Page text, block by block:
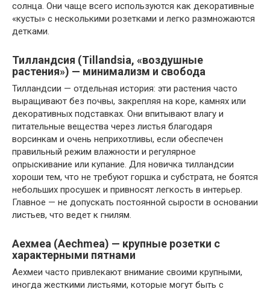
солнца. Они чаще всего используются как декоративные
«кусты» с несколькими розетками и легко размножаются
детками.
Тилландсия (Tillandsia, «воздушные
растения») — минимализм и свобода
Тилландсии — отдельная история: эти растения часто
выращивают без почвы, закрепляя на коре, камнях или
декоративных подставках. Они впитывают влагу и
питательные вещества через листья благодаря
ворсинкам и очень неприхотливы, если обеспечен
правильный режим влажности и регулярное
опрыскивание или купание. Для новичка тилландсии
хороши тем, что не требуют горшка и субстрата, не боятся
небольших просушек и привносят легкость в интерьер.
Главное — не допускать постоянной сырости в основании
листьев, что ведет к гнилям.
Аехмеа (Aechmea) — крупные розетки с
характерными пятнами
Аехмеи часто привлекают внимание своими крупными,
иногда жесткими листьями, которые могут быть с